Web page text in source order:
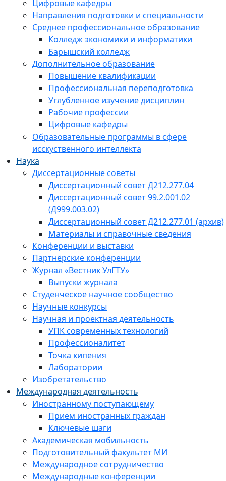
Цифровые кафедры
Направления подготовки и специальности
Среднее профессиональное образование
Колледж экономики и информатики
Барышский колледж
Дополнительное образование
Повышение квалификации
Профессиональная переподготовка
Углубленное изучение дисциплин
Рабочие профессии
Цифровые кафедры
Образовательные программы в сфере
исскуственного интеллекта
Наука
Диссертационные советы
Диссертационный совет Д212.277.04
Диссертационный совет 99.2.001.02
(Д999.003.02)
Диссертационный совет Д212.277.01 (архив)
Материалы и справочные сведения
Конференции и выставки
Партнёрские конференции
Журнал «Вестник УлГТУ»
Выпуски журнала
Студенческое научное сообщество
Научные конкурсы
Научная и проектная деятельность
УПК современных технологий
Профессионалитет
Точка кипения
Лаборатории
Изобретательство
Международная деятельность
Иностранному поступающему
Прием иностранных граждан
Ключевые шаги
Академическая мобильность
Подготовительный факультет МИ
Международное сотрудничество
Международные конференции